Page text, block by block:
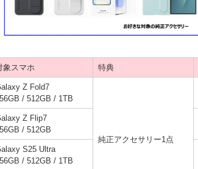
象スマホ 特典
Z Fold7
/ 512GB / 1TB
純正アクセサリー1点
Z Flip7
/ 512GB
S25 Ultra
/ 512GB / 1TB